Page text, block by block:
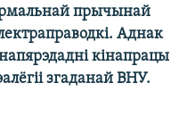
прычынай
Аднак
кінапрацы
згаданай ВНУ.